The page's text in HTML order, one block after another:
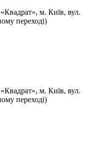
м. Київ, вул.
переході)
м. Київ, вул.
переході)